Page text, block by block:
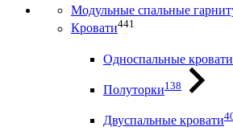
Модульные спальные
Кровати441
Односпальные кровати
Полуторки138
Двуспальные кровати